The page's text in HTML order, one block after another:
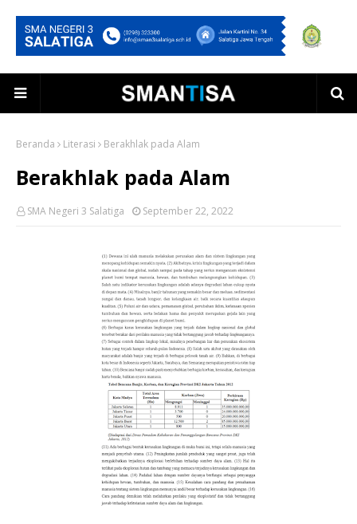
Beranda Literasi Berakhlak pada Alam
Berakhlak pada Alam
SMA Negeri 3 Salatiga September 22, 2022